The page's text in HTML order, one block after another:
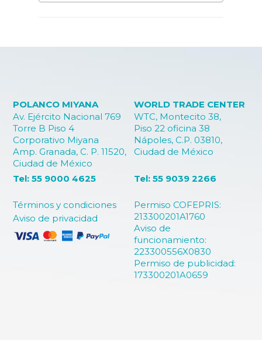
POLANCO MIYANA
Av. Ejército Nacional 769
Torre B Piso 4
Corporativo Miyana
Amp. Granada, C. P. 11520,
Ciudad de México
WORLD TRADE CENTER
WTC, Montecito 38,
Piso 22 oficina 38
Nápoles, C.P. 03810,
Ciudad de México
Términos y condiciones
Aviso de privacidad
Permiso COFEPRIS:
213300201A1760
Aviso de
funcionamiento:
223300556X0830
Permiso de publicidad:
173300201A0659
Tel: 55 9000 4625 Tel: 55 9039 2266